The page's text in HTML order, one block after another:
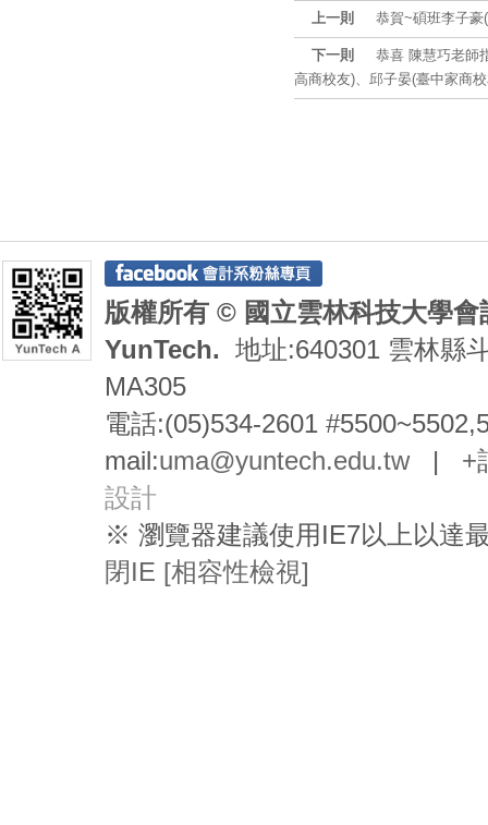
上一則 恭賀~碩班李子豪
下一則
恭喜 陳慧巧老師
高商校友)、邱子晏(臺中家商
版權所有 © 國立雲林科技大學
YunTech. 地址:640301 雲林縣
MA305
電話:(05)534-2601
mail:uma@yuntech.edu.tw| +
設計
※ 瀏覽器建議使用IE7以上以達
閉IE [相容性檢視]